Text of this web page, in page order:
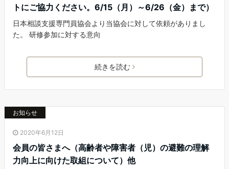
トにご協力ください。6/15（月）～6/26（金）まで）
日本相談支援専門員協会より当協会に対して依頼がありまし
た。 研修参加に対する意向
続きを読む
お知らせ
2020年6月12日
会員の皆さまへ（高齢者や障害者（児）の避難の理解
力向上に向けた取組について）他